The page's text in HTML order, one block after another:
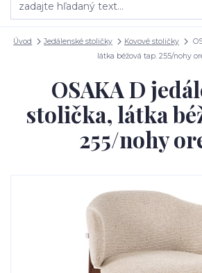
Úvod Jedálenské stoličky Kovové stoličky
látka béžová tap. 255/nohy
OSAKA D
stolička, látka
255/nohy